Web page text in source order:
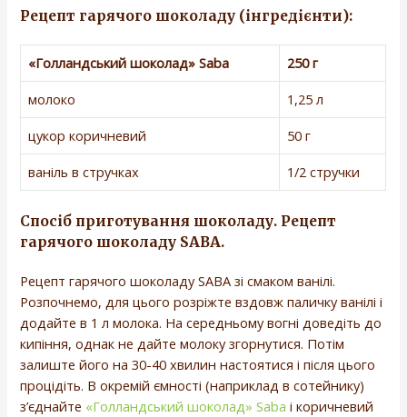
Рецепт гарячого шоколаду (інгредієнти):
«Голландський шоколад» Saba
250 г
молоко
1,25 л
цукор коричневий
50 г
ваніль в стручках
1/2 стручки
Спосіб приготування шоколаду. Рецепт
гарячого шоколаду SABA.
Рецепт гарячого шоколаду SABA зі смаком ванілі.
Розпочнемо, для цього розріжте вздовж паличку ванілі і
додайте в 1 л молока. На середньому вогні доведіть до
кипіння, однак не дайте молоку згорнутися. Потім
залиште його на 30-40 хвилин настоятися і після цього
процідіть. В окремій ємності (наприклад в сотейнику)
з’єднайте «Голландський шоколад» Saba і коричневий